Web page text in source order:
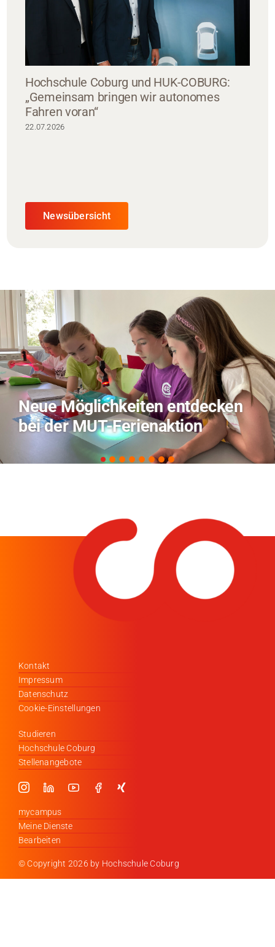
Hochschule Coburg und HUK-COBURG:
„Gemeinsam bringen wir autonomes
Fahren voran“
22.07.2026
Newsübersicht
TVO berichtet über Forschung
zu KI in der Landwirtschaft
Kontakt
Impressum
Datenschutz
Cookie-Einstellungen
Studieren
Hochschule Coburg
Stellenangebote
mycampus
Meine Dienste
Bearbeiten
© Copyright 2026 by Hochschule Coburg